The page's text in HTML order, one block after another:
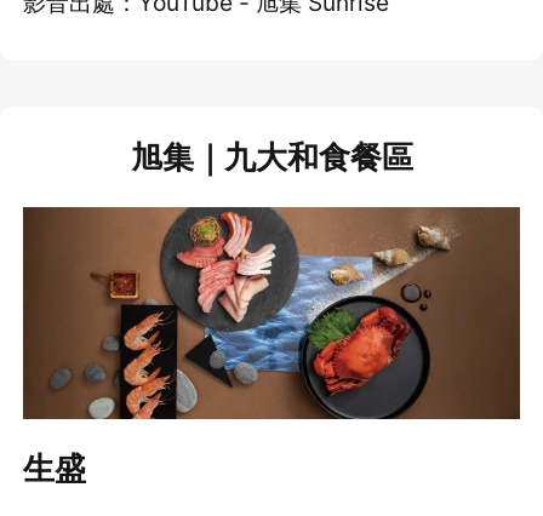
旭集｜ 九大和食餐區
生盛